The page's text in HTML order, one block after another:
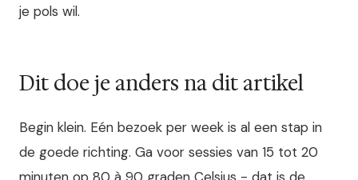
je pols wil.
Dit doe je anders na dit artikel
Begin klein. Eén bezoek per week is al een stap in
de goede richting. Ga voor sessies van 15 tot 20